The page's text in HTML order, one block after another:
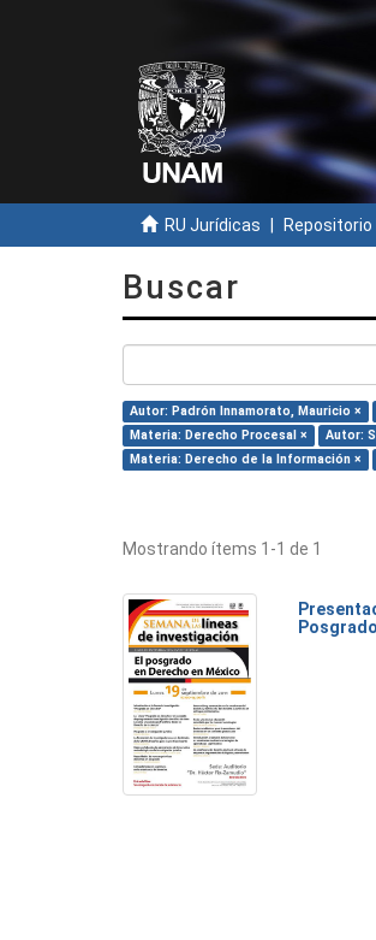
RU Jurídicas
Buscar
Autor: Padrón Innamorato, Mauricio ×
Materia: Derecho Procesal ×
Autor:
Materia: Derecho de la Información ×
Mostrando ítems 1-1 de 1